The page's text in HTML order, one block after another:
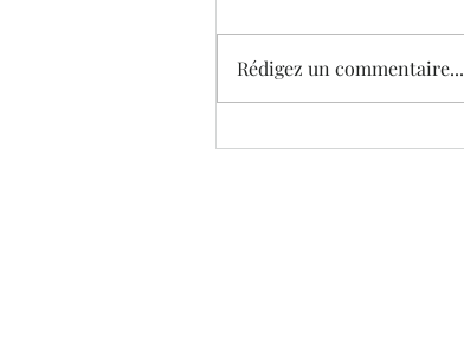
Rédigez un commentaire...